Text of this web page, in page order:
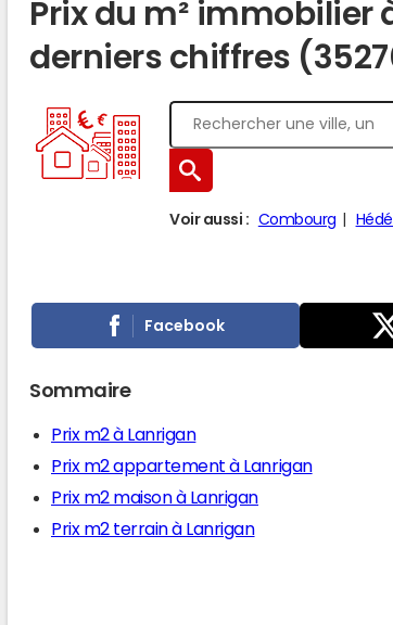
Prix du m² immobilier
derniers chiffres
Voir aussi : Combourg
Facebook
Sommaire
Prix m2 à Lanrigan
Prix m2 appartement à Lanrigan
Prix m2 maison à Lanrigan
Prix m2 terrain à Lanrigan